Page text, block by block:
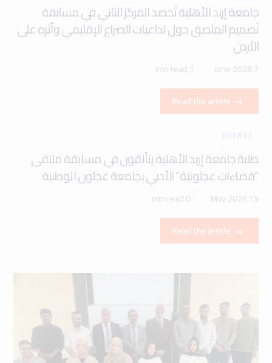
جامعة إربد الأهلية تَحصد المركز الثاني في مسابقة
تَصميم الملصق حول تداعيات الصراع الإقليمي وأثره على
الأردن
7 June 2026
1 min read
Read the article
EVENTS
طلبة جامعة إربد الأهلية يتألقون في مسابقة ملتقى
“فضاءات عجلونية” الأدبي بجامعة عجلون الوطنية
19 May 2026
0 min read
Read the article